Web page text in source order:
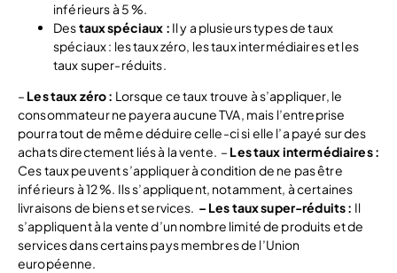
inférieurs à 5 %.
Destaux spéciaux : Il y a plusieurs types de taux
spéciaux : les taux zéro, les taux intermédiaires et les
taux super-réduits.
– Les taux zéro : Lorsque ce taux trouve à s’appliquer, le
consommateur ne payera aucune TVA, mais l’entreprise
pourra tout de même déduire celle-ci si elle l’a payé sur des
achats directement liés à la vente. – Les taux intermédiaires :
Ces taux peuvent s’appliquer à condition de ne pas être
inférieurs à 12 %. Ils s’appliquent, notamment, à certaines
livraisons de biens et services. – Les taux super-réduits : Il
s’appliquent à la vente d’un nombre limité de produits et de
services dans certains pays membres de l’Union
européenne.